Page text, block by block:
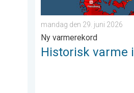
mandag den 29. juni 2026
Ny varmerekord
Historisk varme